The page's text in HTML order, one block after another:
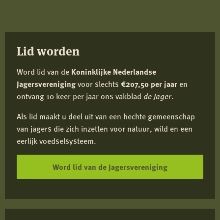
Lid worden
Word lid van de Koninklijke Nederlandse
Jagersverenigingvoor slechts €207,50 per jaar en
ontvang 10 keer per jaar ons vakblad de Jager.
Als lid maakt u deel uit van een hechte gemeenschap
van jagers die zich inzetten voor natuur, wild en een
eerlijk voedselsysteem.
Word lid van de Jagersvereniging